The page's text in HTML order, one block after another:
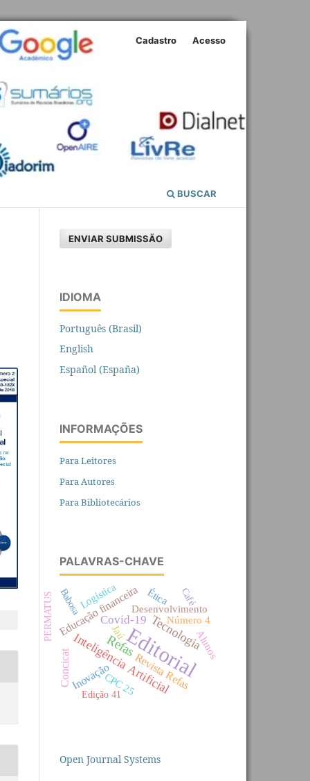
BUSCAR
Cadastro Acesso
ENVIAR SUBMISSÃO
IDIOMA
Português (Brasil)
English
Español (España)
INFORMAÇÕES
Para Leitores
Para Autores
Para Bibliotecários
PALAVRAS-CHAVE
Editorial
Refas
Inteligência ArtificialTecnologia
Covid-19
Educação financeira
Revista Refas
Inovação
Concicat CPC 25
Jaú Alunos
Desenvolvimento
Número 4
Ética
Logística
PERMATUS Babosa
Edição 41
Café
Open Journal Systems